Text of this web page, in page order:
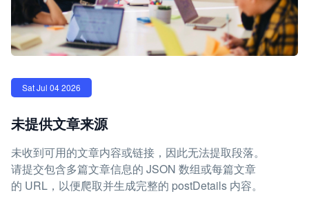
Sat Jul 04 2026
未提供文章来源
未收到可用的文章内容或链接，因此无法提取段落。
请提交包含多篇文章信息的 JSON 数组或每篇文章
的 URL，以便爬取并生成完整的 postDetails 内容。